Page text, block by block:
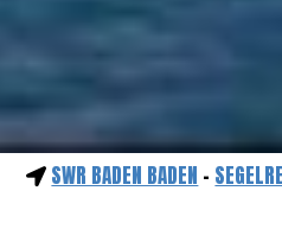
SWR BADEN BADEN -